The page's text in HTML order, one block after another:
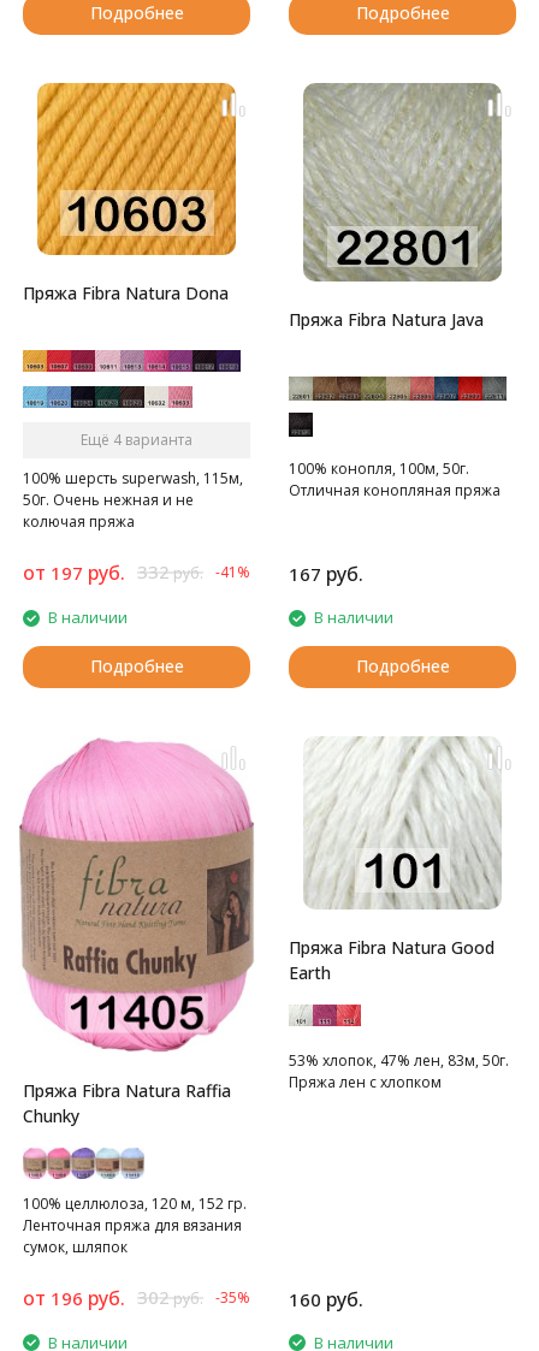
Подробнее Подробнее
Пряжа Fibra Natura Dona
Ещё 4 варианта
100% шерсть superwash, 115м,
50г. Очень нежная и не
колючая пряжа
от 197 руб. 332руб. -41%
В наличии
Подробнее
Пряжа Fibra Natura Java
100% конопля, 100м, 50г.
Отличная конопляная пряжа
167 руб.
В наличии
Подробнее
Пряжа Fibra Natura Raffia
Chunky
100% целлюлоза, 120 м, 152 гр.
Ленточная пряжа для вязания
сумок, шляпок
от 196 руб. 302руб. -35%
В наличии
Пряжа Fibra Natura Good
Earth
53% хлопок, 47% лен, 83м, 50г.
Пряжа лен с хлопком
160 руб.
В наличии